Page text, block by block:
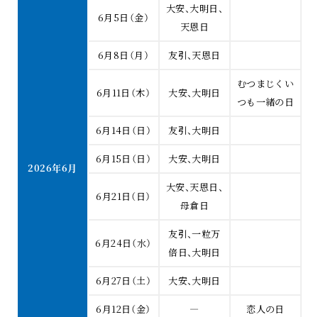
2026年6月
6月5日（金）
大安、大明日、
天恩日
6月8日（月） 友引、天恩日
6月11日（木） 大安、大明日
むつまじくい
つも一緒の日
6月14日（日） 友引、大明日
6月15日（日） 大安、大明日
6月21日（日）
大安、天恩日、
母倉日
6月24日（水）
友引、一粒万
倍日、大明日
6月27日（土） 大安、大明日
6月12日（金） ― 恋人の日